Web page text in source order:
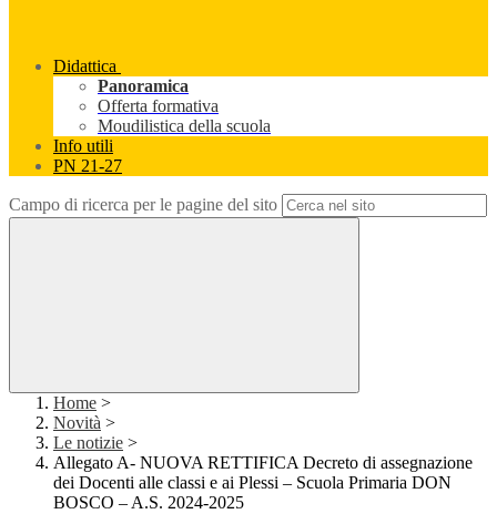
Didattica
Panoramica
Offerta formativa
Moudilistica della scuola
Info utili
PN 21-27
Campo di ricerca per le pagine del sito
Home >
Novità >
Le notizie >
Allegato A- NUOVA RETTIFICA Decreto di assegnazione
dei Docenti alle classi e ai Plessi – Scuola Primaria DON
BOSCO – A.S. 2024-2025